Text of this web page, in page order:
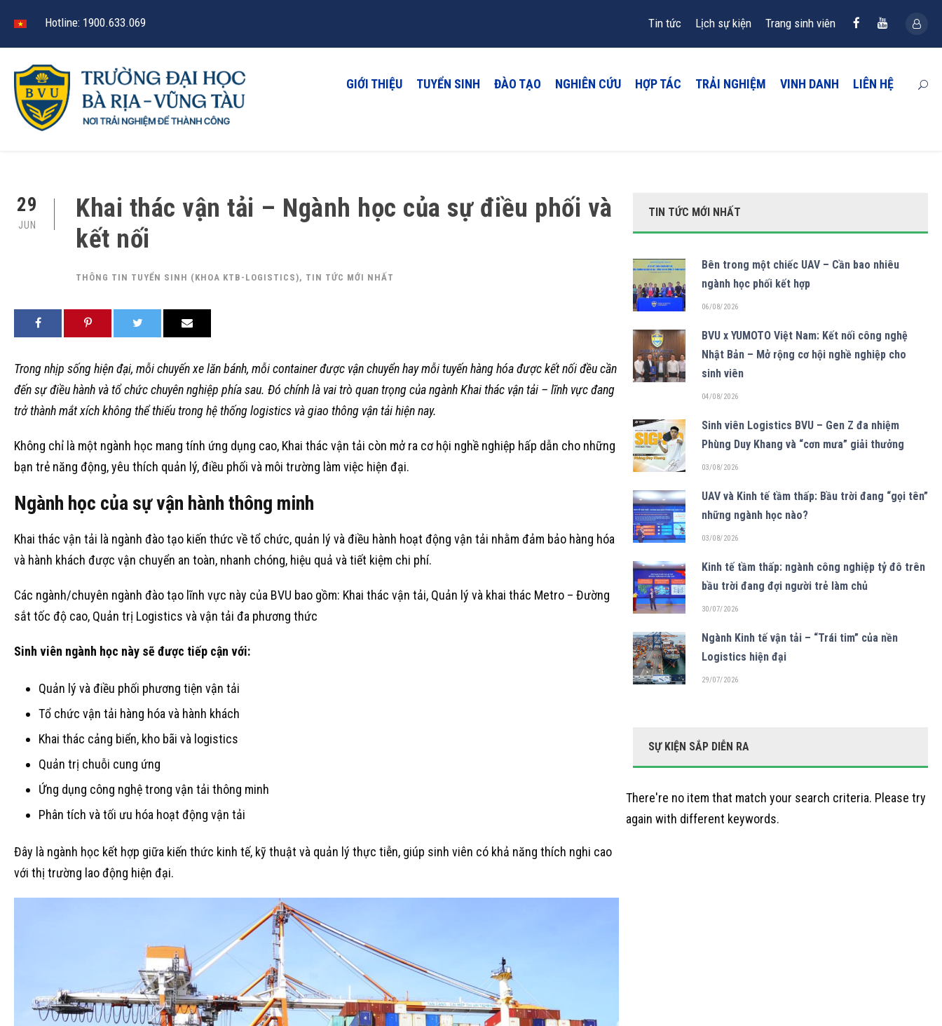
Hotline: 1900.633.069 Tin tức Lịch sự kiện Trang sinh viên
GIỚI THIỆU TUYỂN SINH ĐÀO TẠO NGHIÊN CỨU HỢP TÁC TRẢI NGHIỆM VINH DANH LIÊN HỆ
29
JUN
Khai thác vận tải – Ngành học của sự điều phối và
kết nối
THÔNG TIN TUYỂN SINH (KHOA KTB-LOGISTICS), TIN TỨC MỚI NHẤT
Trong nhịp sống hiện đại, mỗi chuyến xe lăn bánh, mỗi container được vận chuyển hay mỗi tuyến hàng hóa được kết nối đều cần
đến sự điều hành và tổ chức chuyên nghiệp phía sau. Đó chính là vai trò quan trọng của ngành Khai thác vận tải – lĩnh vực đang
trở thành mắt xích không thể thiếu trong hệ thống logistics và giao thông vận tải hiện nay.
Không chỉ là một ngành học mang tính ứng dụng cao, Khai thác vận tải còn mở ra cơ hội nghề nghiệp hấp dẫn cho những
bạn trẻ năng động, yêu thích quản lý, điều phối và môi trường làm việc hiện đại.
Ngành học của sự vận hành thông minh
Khai thác vận tải là ngành đào tạo kiến thức về tổ chức, quản lý và điều hành hoạt động vận tải nhằm đảm bảo hàng hóa
và hành khách được vận chuyển an toàn, nhanh chóng, hiệu quả và tiết kiệm chi phí.
Các ngành/chuyên ngành đào tạo lĩnh vực này của BVU bao gồm: Khai thác vận tải, Quản lý và khai thác Metro – Đường
sắt tốc độ cao, Quản trị Logistics và vận tải đa phương thức
Sinh viên ngành học này sẽ được tiếp cận với:
Quản lý và điều phối phương tiện vận tải
Tổ chức vận tải hàng hóa và hành khách
Khai thác cảng biển, kho bãi và logistics
Quản trị chuỗi cung ứng
Ứng dụng công nghệ trong vận tải thông minh
Phân tích và tối ưu hóa hoạt động vận tải
Đây là ngành học kết hợp giữa kiến thức kinh tế, kỹ thuật và quản lý thực tiễn, giúp sinh viên có khả năng thích nghi cao
với thị trường lao động hiện đại.
TIN TỨC MỚI NHẤT
Bên trong một chiếc UAV – Cần bao nhiêu
ngành học phối kết hợp
06/08/2026
BVU x YUMOTO Việt Nam: Kết nối công nghệ
Nhật Bản – Mở rộng cơ hội nghề nghiệp cho
sinh viên
04/08/2026
Sinh viên Logistics BVU – Gen Z đa nhiệm
Phùng Duy Khang và “cơn mưa” giải thưởng
03/08/2026
UAV và Kinh tế tầm thấp: Bầu trời đang “gọi tên”
những ngành học nào?
03/08/2026
Kinh tế tầm thấp: ngành công nghiệp tỷ đô trên
bầu trời đang đợi người trẻ làm chủ
30/07/2026
Ngành Kinh tế vận tải – “Trái tim” của nền
Logistics hiện đại
29/07/2026
SỰ KIỆN SẮP DIỄN RA
There're no item that match your search criteria. Please try
again with different keywords.